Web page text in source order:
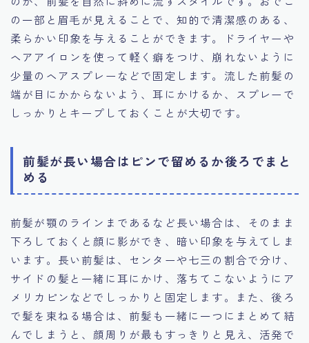
の一部と眉毛が見えることで、知的で清潔感のある、
柔らかい印象を与えることができます。ドライヤーや
ヘアアイロンを使って軽く癖をつけ、崩れないように
少量のヘアスプレーなどで固定します。流した前髪の
端が目にかからないよう、耳にかけるか、スプレーで
しっかりとキープしておくことが大切です。
前髪が長い場合はピンで留めるか後ろでまと
める
前髪が顎のラインまであるなど長い場合は、そのまま
下ろしておくと顔に影ができ、暗い印象を与えてしま
います。長い前髪は、センターや七三の割合で分け、
サイドの髪と一緒に耳にかけ、落ちてこないようにア
メリカピンなどでしっかりと固定します。また、後ろ
で髪を束ねる場合は、前髪も一緒に一つにまとめて結
んでしまうと、顔周りが最もすっきりと見え、活発で